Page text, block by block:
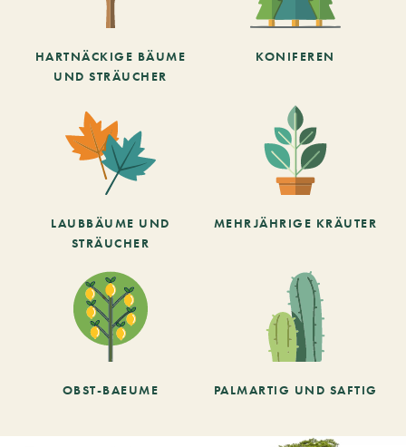
HARTNÄCKIGE BÄUME
UND STRÄUCHER
KONIFEREN
LAUBBÄUME UND
STRÄUCHER
MEHRJÄHRIGE KRÄUTER
OBST-BAEUME PALMARTIG UND SAFTIG